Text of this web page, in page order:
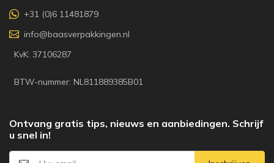
+31 (0)6 11481879
info@baasverpakkingen.nl
KvK: 37106287
BTW-nummer: NL811889385B01
Ontvang gratis tips, nieuws en aanbiedingen. Schrijf
u snel in!